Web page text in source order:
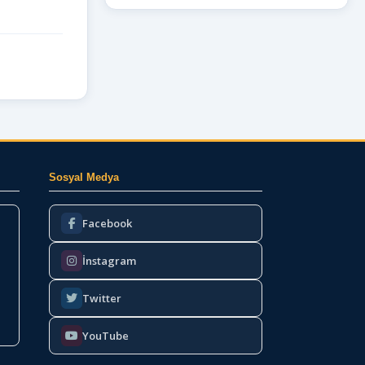
Sosyal Medya
Facebook
İnstagram
Twitter
YouTube